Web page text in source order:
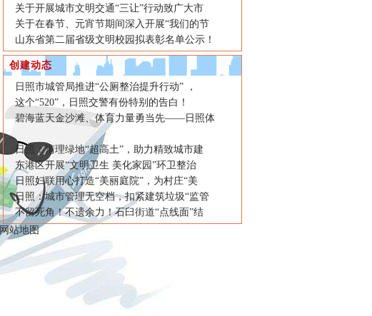
关于开展城市文明交通“三让”行动致广大市
关于在春节、元宵节期间深入开展“我们的节
山东省第二届省级文明校园拟表彰名单公示！
创建动态
日照市城管局推进“公厕整治提升行动” ，
这个“520”，日照交警有份特别的告白！
碧海蓝天金沙滩、体育力量勇当先——日照体
日照：清理绿地“超高土”，助力精致城市建
东港区开展“文明卫生 美化家园”环卫整治
日照妇联用心打造“美丽庭院”，为村庄“美
日照：城市管理无空档，扣紧建筑垃圾“监管
不留死角！不遗余力！石臼街道“点线面”结
网站地图